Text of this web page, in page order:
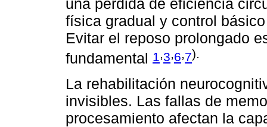
una pérdida de eficiencia
física gradual y control
Evitar el reposo prolongado
fundamental 1 ,3,6,7).
La rehabilitación
invisibles. Las fallas de
procesamiento afectan la